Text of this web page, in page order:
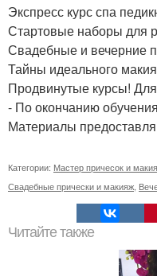
Экспресс курс спа
Стартовые наборы для
Свадебные и вечерние
Тайны идеального
Продвинутые курсы!
- По окончанию
Материалы
Категории: Мастер причесок и
Свадебные прически и макияж
Читайте также